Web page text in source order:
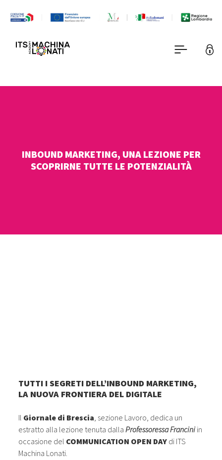
INBOUND MARKETING, UNA LEZIONE PER
SCOPRIRNE TUTTE LE POTENZIALITÀ
TUTTI I SEGRETI DELL’INBOUND MARKETING,
LA NUOVA FRONTIERA DEL DIGITALE
Il Giornale di Brescia, sezione Lavoro, dedica un
estratto alla lezione tenuta dalla Professoressa Franciniin
occasione del COMMUNICATION OPEN DAY di ITS
Machina Lonati.